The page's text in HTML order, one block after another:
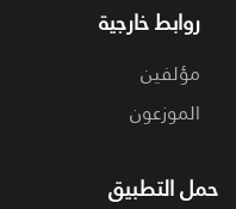
روابط خارجية
مؤلفين
الموزعون
حمل التطبيق